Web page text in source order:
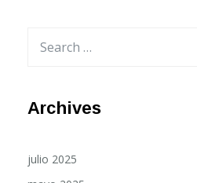
mayo 2025